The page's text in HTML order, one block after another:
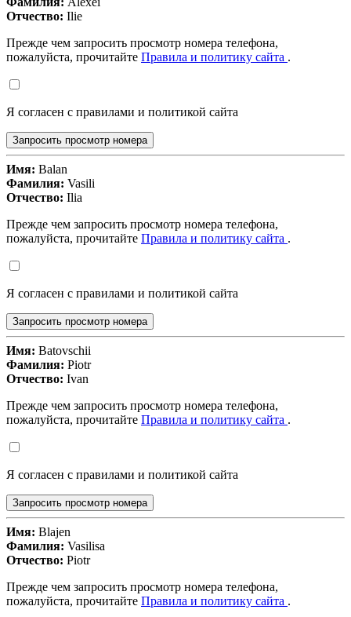
Отчество: Ilie
Прежде чем запросить просмотр номера телефона,
пожалуйста, прочитайте Правила и политику сайта .
Я согласен с правилами и политикой сайта
Запросить просмотр номера
Имя: Balan
Фамилия: Vasili
Отчество: Ilia
Прежде чем запросить просмотр номера телефона,
пожалуйста, прочитайте Правила и политику сайта .
Я согласен с правилами и политикой сайта
Запросить просмотр номера
Имя: Batovschii
Фамилия: Piotr
Отчество: Ivan
Прежде чем запросить просмотр номера телефона,
пожалуйста, прочитайте Правила и политику сайта .
Я согласен с правилами и политикой сайта
Запросить просмотр номера
Имя: Blajen
Фамилия: Vasilisa
Отчество: Piotr
Прежде чем запросить просмотр номера телефона,
пожалуйста, прочитайте Правила и политику сайта .